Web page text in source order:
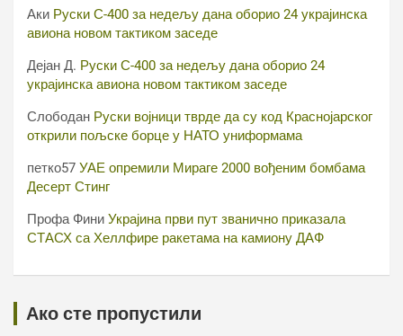
Аки Руски С-400 за недељу дана оборио 24 украјинска
авиона новом тактиком заседе
Дејан Д. Руски С-400 за недељу дана оборио 24
украјинска авиона новом тактиком заседе
Слободан Руски војници тврде да су код Краснојарског
открили пољске борце у НАТО униформама
петко57 УАЕ опремили Мираге 2000 вођеним бомбама
Десерт Стинг
Профа Фини Украјина први пут званично приказала
СТАСХ са Хеллфире ракетама на камиону ДАФ
Ако сте пропустили